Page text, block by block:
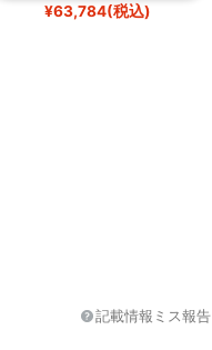
¥63,784(税込)
記載情報ミス報告